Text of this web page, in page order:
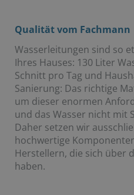
Qualität vom Fachmann
Wasserleitungen sind so
Ihres Hauses: 130 Liter
Schnitt pro Tag und
Sanierung: Das richtige
um dieser enormen
und das Wasser nicht mit
Daher setzen wir
hochwertige
Herstellern, die sich über
haben.